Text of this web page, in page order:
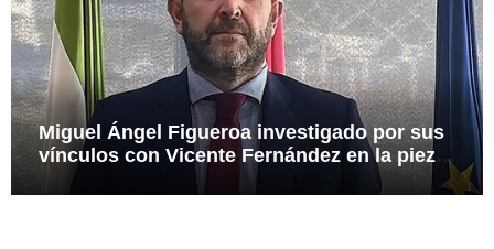
Miguel Ángel Figueroa investigado por sus
vínculos con Vicente Fernández en la pieza